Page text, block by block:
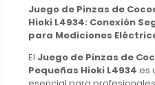
Juego de Pinzas de
Hioki L4934: Conexión
para Mediciones
El Juego de Pinzas de
Pequeñas Hioki L4934 es